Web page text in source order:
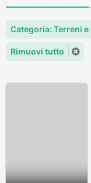
Categoria: Terreni
Rimuovi tutto